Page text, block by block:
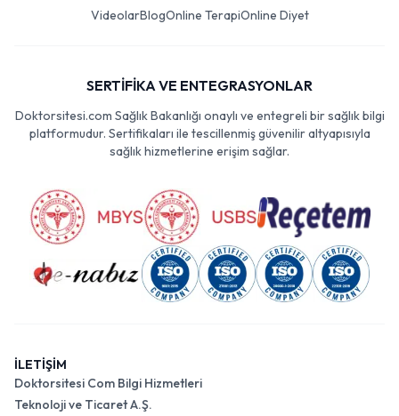
VideolarBlogOnline TerapiOnline Diyet
SERTİFİKA VE ENTEGRASYONLAR
Doktorsitesi.com Sağlık Bakanlığı onaylı ve entegreli bir sağlık bilgi
platformudur. Sertifikaları ile tescillenmiş güvenilir altyapısıyla
sağlık hizmetlerine erişim sağlar.
İLETİŞİM
Doktorsitesi Com Bilgi Hizmetleri
Teknoloji ve Ticaret A.Ş.